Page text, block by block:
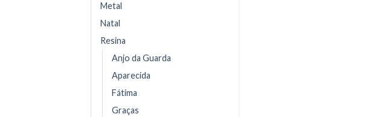
Metal
Natal
Resina
Anjo da Guarda
Aparecida
Fátima
Graças